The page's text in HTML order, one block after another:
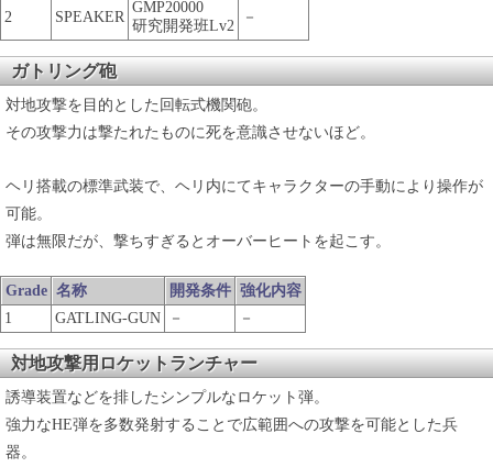
2 SPEAKER
GMP20000
研究開発班Lv2
－
ガトリング砲
対地攻撃を目的とした回転式機関砲。
その攻撃力は撃たれたものに死を意識させないほど。
ヘリ搭載の標準武装で、ヘリ内にてキャラクターの手動により操作が
可能。
弾は無限だが、撃ちすぎるとオーバーヒートを起こす。
Grade 名称 開発条件 強化内容
1
GATLING-GUN － －
対地攻撃用ロケットランチャー
誘導装置などを排したシンプルなロケット弾。
強力なHE弾を多数発射することで広範囲への攻撃を可能とした兵
器。